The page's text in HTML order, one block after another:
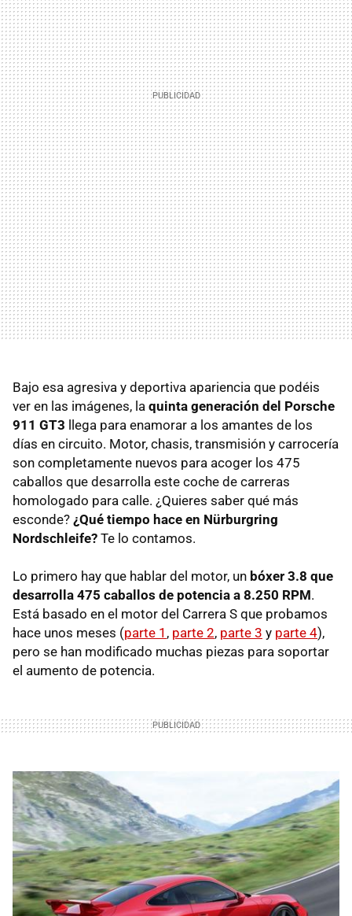
Bajo esa agresiva y deportiva apariencia que podéis
ver en las imágenes, la quinta generación del Porsche
911 GT3 llega para enamorar a los amantes de los
días en circuito. Motor, chasis, transmisión y carrocería
son completamente nuevos para acoger los 475
caballos que desarrolla este coche de carreras
homologado para calle. ¿Quieres saber qué más
esconde? ¿Qué tiempo hace en Nürburgring
Nordschleife? Te lo contamos.
Lo primero hay que hablar del motor, un bóxer 3.8 que
desarrolla 475 caballos de potencia a 8.250 RPM.
Está basado en el motor del Carrera S que probamos
hace unos meses (parte 1 , parte 2, parte 3 y parte 4),
pero se han modificado muchas piezas para soportar
el aumento de potencia.